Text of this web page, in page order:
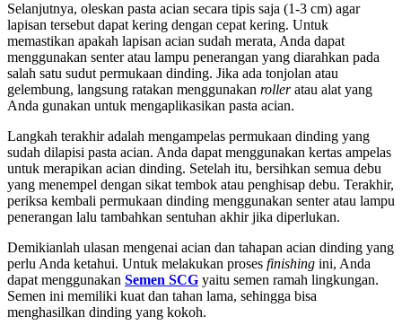
Selanjutnya, oleskan pasta acian secara tipis saja (1-3 cm) agar
lapisan tersebut dapat kering dengan cepat kering. Untuk
memastikan apakah lapisan acian sudah merata, Anda dapat
menggunakan senter atau lampu penerangan yang diarahkan pada
salah satu sudut permukaan dinding. Jika ada tonjolan atau
gelembung, langsung ratakan menggunakan rolleratau alat yang
Anda gunakan untuk mengaplikasikan pasta acian.
Langkah terakhir adalah mengampelas permukaan dinding yang
sudah dilapisi pasta acian. Anda dapat menggunakan kertas ampelas
untuk merapikan acian dinding. Setelah itu, bersihkan semua debu
yang menempel dengan sikat tembok atau penghisap debu. Terakhir,
periksa kembali permukaan dinding menggunakan senter atau lampu
penerangan lalu tambahkan sentuhan akhir jika diperlukan.
Demikianlah ulasan mengenai acian dan tahapan acian dinding yang
perlu Anda ketahui. Untuk melakukan proses finishing ini, Anda
dapat menggunakan Semen SCG yaitu semen ramah lingkungan.
Semen ini memiliki kuat dan tahan lama, sehingga bisa
menghasilkan dinding yang kokoh.